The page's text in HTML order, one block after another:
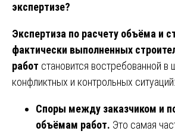
экспертизе?
Экспертиза по расчету объёма и
фактически выполненных
работ становится востребованной
конфликтных и контрольных ситуаций:
Споры между заказчиком и
объёмам работ. Это самая